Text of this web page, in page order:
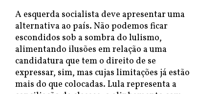
A esquerda socialista deve apresentar uma
alternativa ao país. Não podemos ficar
escondidos sob a sombra do lulismo,
alimentando ilusões em relação a uma
candidatura que tem o direito de se
expressar, sim, mas cujas limitações já estão
mais do que colocadas. Lula representa a